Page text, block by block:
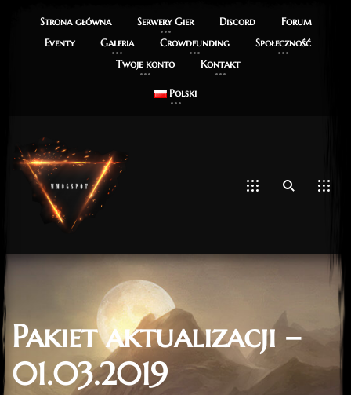
Strona główna Serwery Gier Discord
Forum
Eventy
Galeria Crowdfunding
Społeczność
Twoje konto
Kontakt
Polski
Pakiet aktualizacji –
01.03.2019